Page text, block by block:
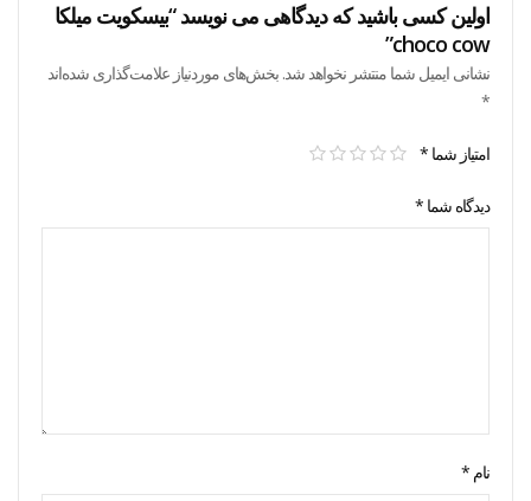
اولین کسی باشید که دیدگاهی می نویسد “بیسکویت میلکا
choco cow”
نشانی ایمیل شما منتشر نخواهد شد. بخش‌های موردنیاز علامت‌گذاری شده‌اند
*
امتیاز شما *
دیدگاه شما *
نام *